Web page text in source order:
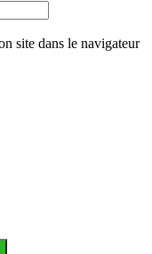
site dans le navigateur